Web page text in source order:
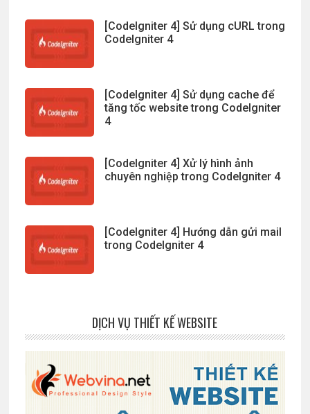
[CodeIgniter 4] Sử dụng cURL trong
CodeIgniter 4
[CodeIgniter 4] Sử dụng cache để
tăng tốc website trong CodeIgniter
4
[CodeIgniter 4] Xử lý hình ảnh
chuyên nghiệp trong CodeIgniter 4
[CodeIgniter 4] Hướng dẫn gửi mail
trong CodeIgniter 4
DỊCH VỤ THIẾT KẾ WEBSITE